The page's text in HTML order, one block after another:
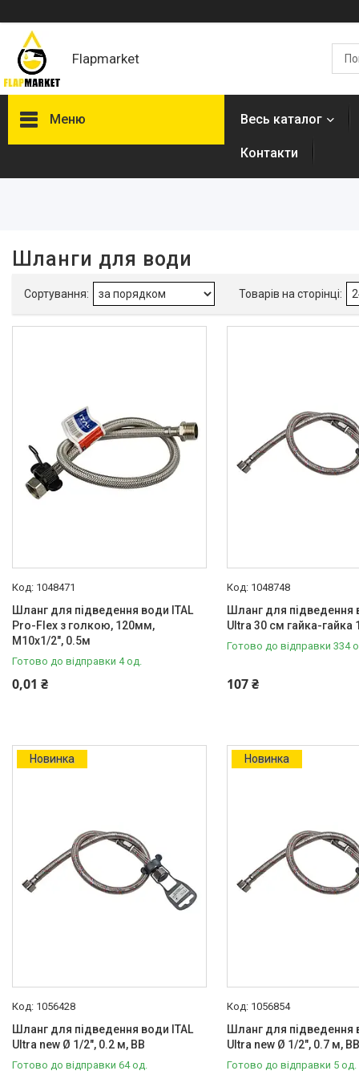
Flapmarket
Меню
Наявність
Kottmann 25
WEG 20
WEZER
Для котлів
Для насосів 8
Для писсуаров 190
Ще 5
1" 8
Зовнішня різьба
Опалювальна техніка
Змішувачі
Весь каталог
Контакти
Шланги для води
1048471
Шланг для підведення води ITAL
Pro-Flex з голкою, 120мм,
М10х1/2", 0.5м
Готово до відправки 4 од.
0,01 ₴
1048748
Шланг для підведення
Ultra 30 см гайка-гайка
Готово до відправки 334
107 ₴
Новинка
1056428
Шланг для підведення води ITAL
Ultra new Ø 1/2", 0.2 м, ВВ
Готово до відправки 64 од.
Новинка
1056854
Шланг для підведення
Ultra new Ø 1/2", 0.7 м, ВВ
Готово до відправки 5 од.